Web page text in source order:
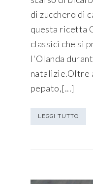
di zucchero di
questa ricetta
classici che si
l'Olanda
natalizie.Oltre
pepato,[...]
LEGGI TUTTO